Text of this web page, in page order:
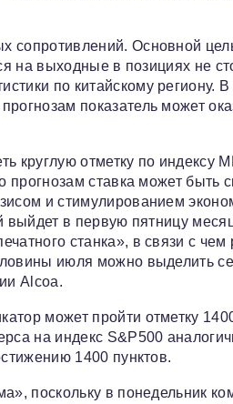
Основной
на выходные в позициях не
по китайскому региону.
показатель может
круглую отметку по индексу
прогнозам ставка может быть
и стимулированием
в первую пятницу
станка», в связи с
июля можно выделить
Alcoa.
может пройти отметку
на индекс S&P500
1400 пунктов.
поскольку в понедельник